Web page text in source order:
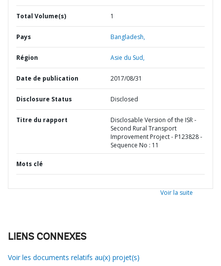
Total Volume(s) 1
Pays Bangladesh,
Région Asie du Sud,
Date de publication 2017/08/31
Disclosure Status Disclosed
Titre du rapport
Disclosable Version of the ISR -
Second Rural Transport
Improvement Project - P123828 -
Sequence No : 11
Mots clé
Voir la suite
LIENS CONNEXES
Voir les documents relatifs au(x) projet(s)